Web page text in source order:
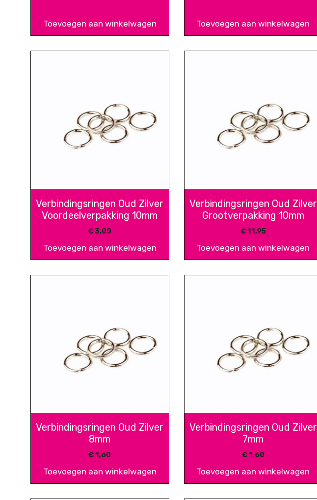
Toevoegen aan winkelwagen Toevoegen aan winkelwagen
Verbindingsringen Oud Zilver
Voordeelverpakking 10mm
€3,00
Toevoegen aan winkelwagen
Verbindingsringen Oud Zilver
Grootverpakking 10mm
€11,95
Toevoegen aan winkelwagen
Verbindingsringen Oud Zilver
8mm
€1,60
Toevoegen aan winkelwagen
Verbindingsringen Oud Zilver
7mm
€1,60
Toevoegen aan winkelwagen